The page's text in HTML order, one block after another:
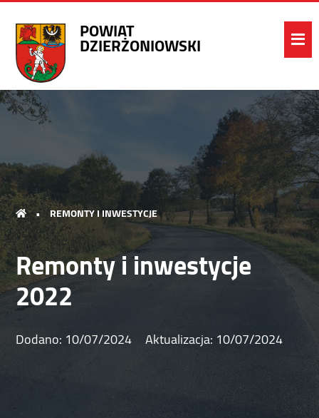
POWIAT
DZIERŻONIOWSKI
• REMONTY I INWESTYCJE
Remonty i inwestycje
2022
Dodano: 10/07/2024 Aktualizacja: 10/07/2024